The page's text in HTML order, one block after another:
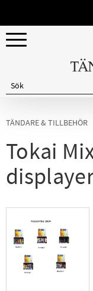
Meny
TÄNDARE & TILLBEHÖR
Tokai